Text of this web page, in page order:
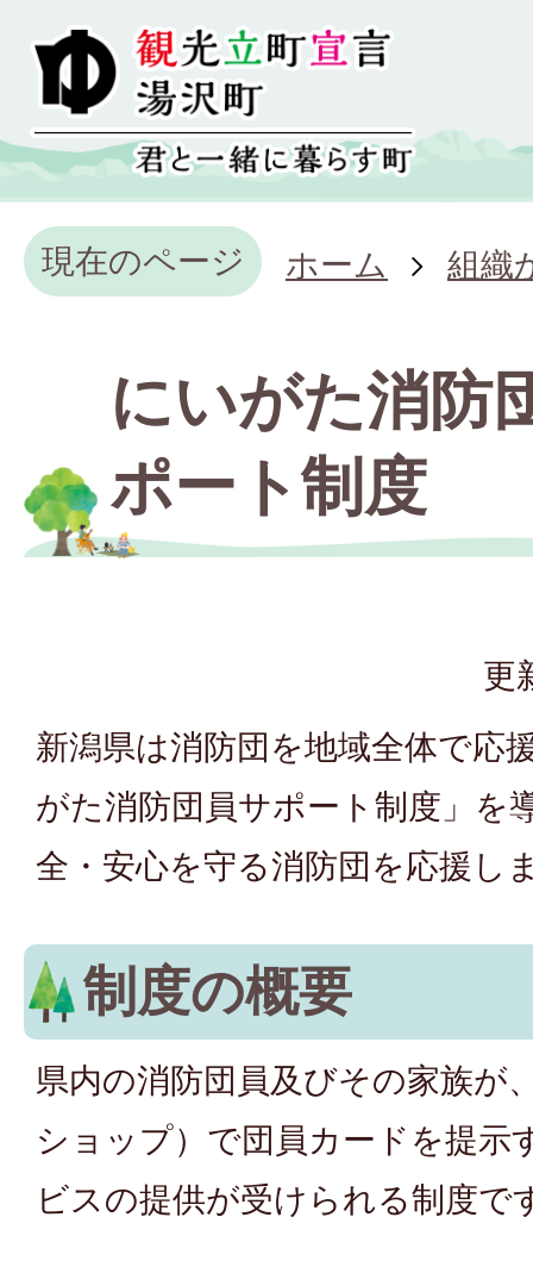
現在のページ ホーム 組織
にいがた消防
ポート制度
更
新潟県は消防団を地域全体で応
がた消防団員サポート制度」を
全・安心を守る消防団を応援し
制度の概要
県内の消防団員及びその家族が
ショップ）で団員カードを提示
ビスの提供が受けられる制度で